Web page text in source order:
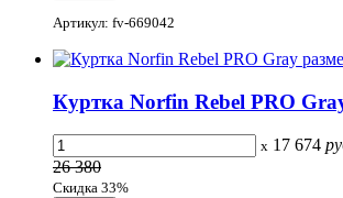
Артикул: fv-669042
Куртка Norfin Rebel PRO
x 17 674
26 380
Скидка 33%